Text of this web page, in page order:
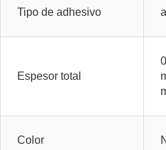
Tipo de adhesivo
Espesor total
Color